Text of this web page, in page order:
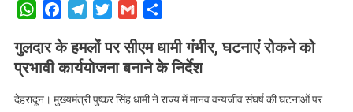
WhatsAppFacebookTelegramTwitterGmail
गुलदार के हमलों पर सीएम धामी गंभीर, घटनाएं रोकने को
प्रभावी कार्ययोजना बनाने के निर्देश
देहरादून। मुख्यमंत्री पुष्कर सिंह धामी ने राज्य में मानव वन्यजीव संघर्ष की घटनाओं पर